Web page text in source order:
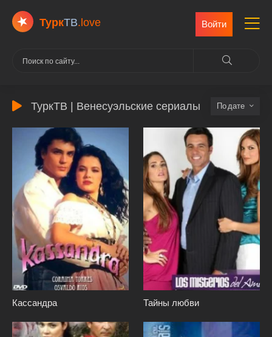
ТуркТВ.love Войти
ТуркТВ | Венесуэльские сериалы дате
Кассандра Тайны любви